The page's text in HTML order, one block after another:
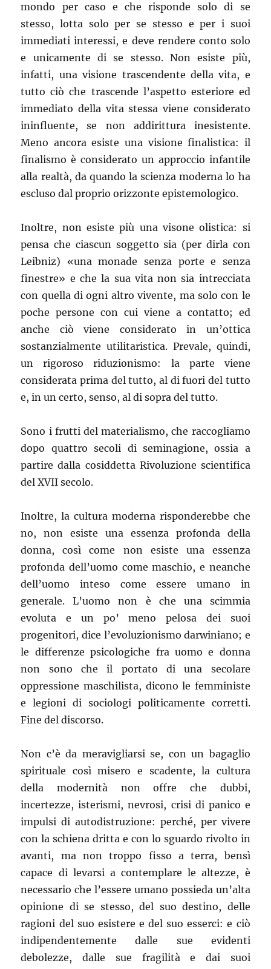
mondo per caso e che risponde solo di se
stesso, lotta solo per se stesso e per i suoi
immediati interessi, e deve rendere conto solo
e unicamente di se stesso. Non esiste più,
infatti, una visione trascendente della vita, e
tutto ciò che trascende l’aspetto esteriore ed
immediato della vita stessa viene considerato
ininfluente, se non addirittura inesistente.
Meno ancora esiste una visione finalistica: il
finalismo è considerato un approccio infantile
alla realtà, da quando la scienza moderna lo ha
escluso dal proprio orizzonte epistemologico.
Inoltre, non esiste più una visone olistica: si
pensa che ciascun soggetto sia (per dirla con
Leibniz) «una monade senza porte e senza
finestre» e che la sua vita non sia intrecciata
con quella di ogni altro vivente, ma solo con le
poche persone con cui viene a contatto; ed
anche ciò viene considerato in un’ottica
sostanzialmente utilitaristica. Prevale, quindi,
un rigoroso riduzionismo: la parte viene
considerata prima del tutto, al di fuori del tutto
e, in un certo, senso, al di sopra del tutto.
Sono i frutti del materialismo, che raccogliamo
dopo quattro secoli di seminagione, ossia a
partire dalla cosiddetta Rivoluzione scientifica
del XVII secolo.
Inoltre, la cultura moderna risponderebbe che
no, non esiste una essenza profonda della
donna, così come non esiste una essenza
profonda dell’uomo come maschio, e neanche
dell’uomo inteso come essere umano in
generale. L’uomo non è che una scimmia
evoluta e un po’ meno pelosa dei suoi
progenitori, dice l’evoluzionismo darwiniano; e
le differenze psicologiche fra uomo e donna
non sono che il portato di una secolare
oppressione maschilista, dicono le femministe
e legioni di sociologi politicamente corretti.
Fine del discorso.
Non c’è da meravigliarsi se, con un bagaglio
spirituale così misero e scadente, la cultura
della modernità non offre che dubbi,
incertezze, isterismi, nevrosi, crisi di panico e
impulsi di autodistruzione: perché, per vivere
con la schiena dritta e con lo sguardo rivolto in
avanti, ma non troppo fisso a terra, bensì
capace di levarsi a contemplare le altezze, è
necessario che l’essere umano possieda un’alta
opinione di se stesso, del suo destino, delle
ragioni del suo esistere e del suo esserci: e ciò
indipendentemente dalle sue evidenti
debolezze, dalle sue fragilità e dai suoi